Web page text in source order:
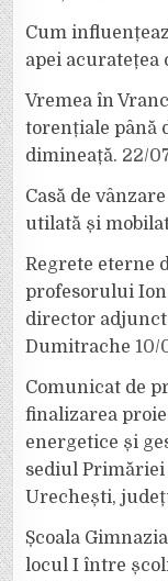
Cum
apei
Vremea în
torențiale până
dimineață. 22/
Casă de
utilată și
Regrete eterne
profesorului
director
Dumitrache 10/
Comunicat de
finalizarea
energetice și
sediul
Urechești,
Școala
locul I între